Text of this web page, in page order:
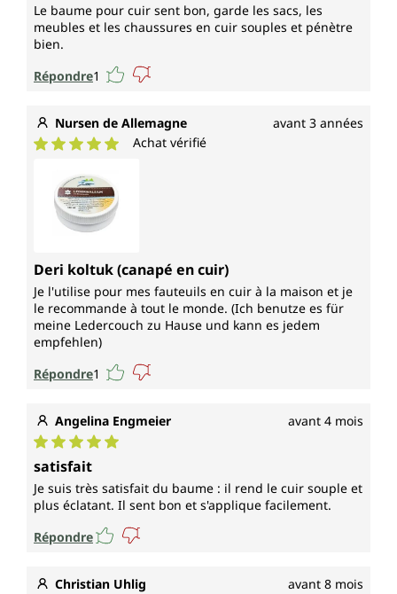
Le baume pour cuir sent bon, garde les sacs, les
meubles et les chaussures en cuir souples et pénètre
bien.
Répondre1
Nursen de Allemagne avant 3 années
Achat vérifié
Deri koltuk (canapé en cuir)
Je l'utilise pour mes fauteuils en cuir à la maison et je
le recommande à tout le monde. (Ich benutze es für
meine Ledercouch zu Hause und kann es jedem
empfehlen)
Répondre1
Angelina Engmeier avant 4 mois
Note moyenne de 5 sur 5 étoiles
satisfait
Je suis très satisfait du baume : il rend le cuir souple et
plus éclatant. Il sent bon et s'applique facilement.
Répondre
Christian Uhlig avant 8 mois